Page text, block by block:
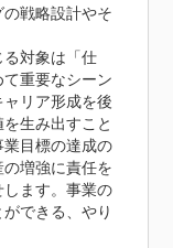
戦略設計やそ
対象は「仕
重要なシーン
リア形成を後
生み出すこと
目標の達成の
増強に責任を
ます。事業の
できる、やり